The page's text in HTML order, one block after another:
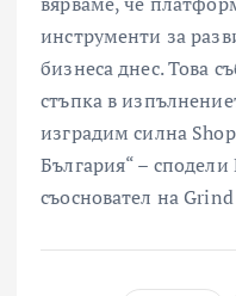
инструменти за
бизнеса днес. Това
стъпка в
изградим силна
България“ –
съосновател на